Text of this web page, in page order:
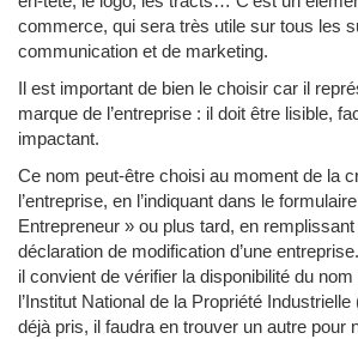
commerce, qui sera très utile sur tous les
communication et de marketing.
Il est important de bien le choisir car il
marque de l’entreprise : il doit être lisible,
impactant.
Ce nom peut-être choisi au moment de la
l’entreprise, en l’indiquant dans le
Entrepreneur » ou plus tard, en
déclaration de modification d’une
il convient de vérifier la disponibilité du
l’Institut National de la Propriété
déjà pris, il faudra en trouver un autre pour